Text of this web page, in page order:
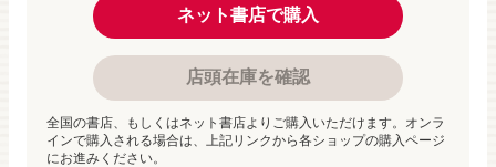
ネット書店で購入
店頭在庫を確認
全国の書店、もしくはネット書店よりご購入いただけます。オンラ
インで購入される場合は、上記リンクから各ショップの購入ページ
にお進みください。